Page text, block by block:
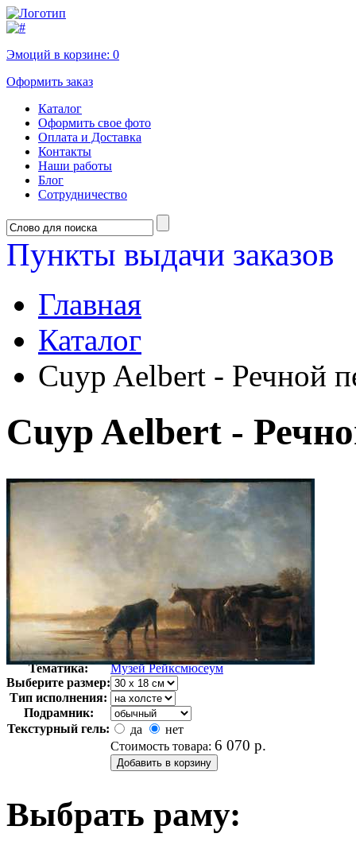
Эмоций в корзине: 0
Оформить заказ
Каталог
Оформить свое фото
Оплата и Доставка
Контакты
Наши работы
Блог
Сотрудничество
Пункты выдачи заказов
Главная
Каталог
Cuyp Aelbert - Речной
Cuyp Aelbert -
Автор:
Неизвестно
Арт-стиль
Голландская живопись
Тематика:
Музей Рейксмюсеум
Выберите размер:
Тип исполнения:
Подрамник:
Текстурный гель:
да
нет
Стоимость товара: 6 070 р.
Выбрать раму: